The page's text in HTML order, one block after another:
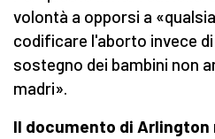
volontà a opporsi a
codificare l'aborto invece
sostegno dei bambini non
madri».
Il documento di Arlington